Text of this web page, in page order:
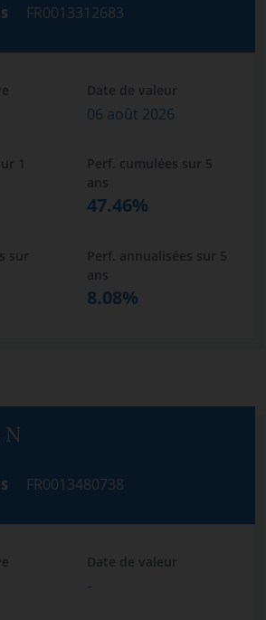
FR0013312683
Date de valeur
06 août 2026
1
Perf. cumulées sur 5
ans
47.46%
sur
Perf. annualisées sur 5
ans
8.08%
FR0013480738
Date de valeur
-